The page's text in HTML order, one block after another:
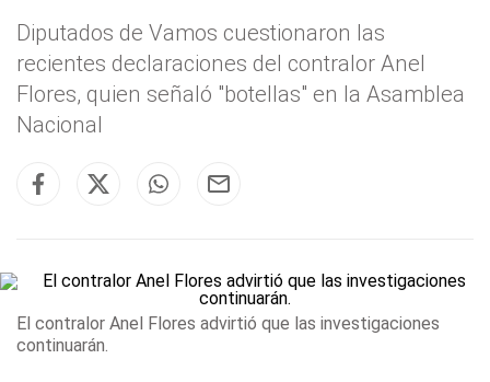
Diputados de Vamos cuestionaron las
recientes declaraciones del contralor Anel
Flores, quien señaló "botellas" en la Asamblea
Nacional
El contralor Anel Flores advirtió que las investigaciones
continuarán.